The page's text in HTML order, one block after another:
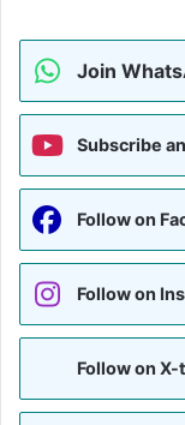
Join
Subscribe
Follow on
Follow on
Follow on